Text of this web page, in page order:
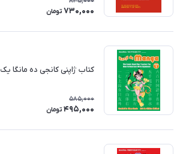
730,000 تومان
کتاب ژاپنی کانجی ده مانگا یک Kanji De Manga vol 1
585,000
495,000 تومان